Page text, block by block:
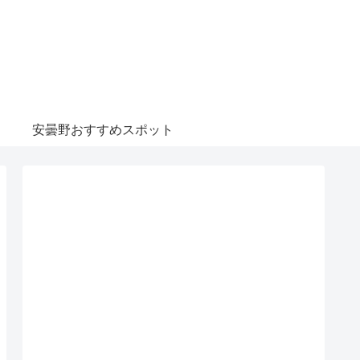
安曇野おすすめスポット